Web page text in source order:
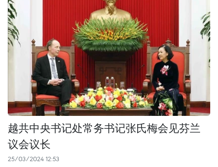
越共中央书记处常务书记张氏梅会见芬兰
议会议长
25/03/2024 12:53